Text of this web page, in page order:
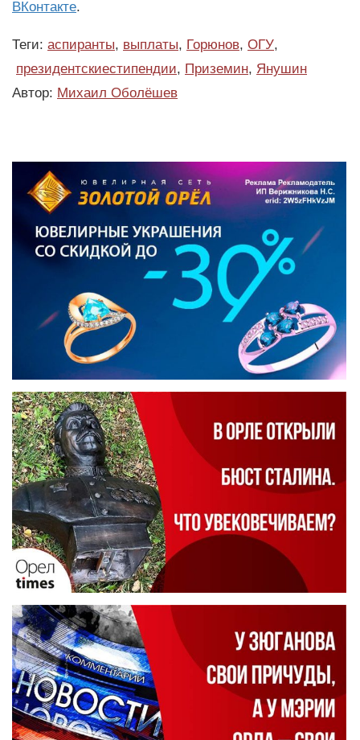
ВКонтакте.
Теги: аспиранты, выплаты, Горюнов, ОГУ,
президентскиестипендии, Приземин, Янушин
Автор: Михаил Оболёшев